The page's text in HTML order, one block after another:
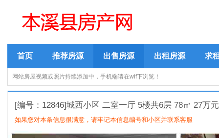
首页 推荐房源 出售房源 出租房源 求
网站房屋视频或照片持续添加中，手机端请在wif下浏览！
[编号：12846]城西小区 二室一厅 5楼共6层 78㎡ 27万
如果您对本条信息很满意，请牢记本信息编号和小区并联系客服